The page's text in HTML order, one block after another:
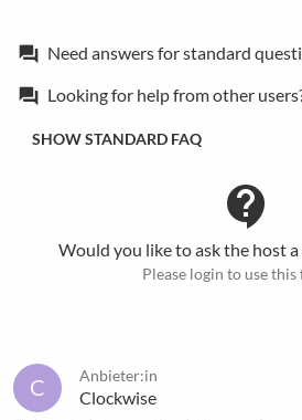
forum Need answers for standard
forum Looking for help from other
SHOW STANDARD FAQ
contact_support
Would you like to ask the host
Please login to use this
C Anbieter:in
Clockwise